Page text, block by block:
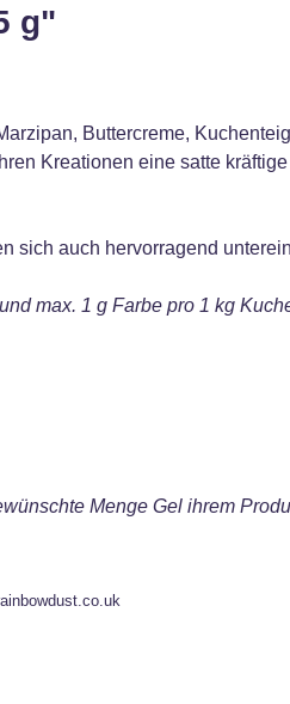
g"
Buttercreme,
Kreationen eine satte
sich auch hervorragend
max. 1 g Farbe pro 1 kg
Menge Gel ihrem